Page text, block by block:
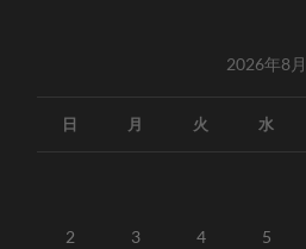
2026年8月
日 月 火 水
2 3 4 5